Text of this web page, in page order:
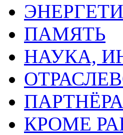
ПАМЯТЬ
НАУКА,
КРОМЕ